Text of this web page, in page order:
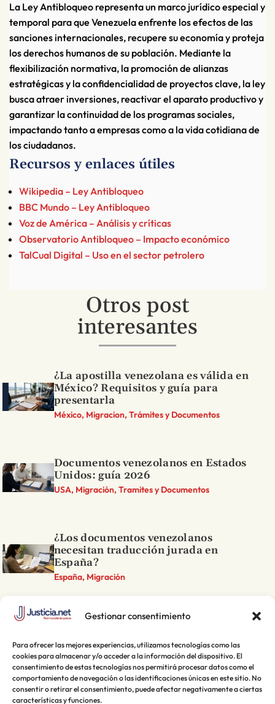
Gestionar consentimiento
Para ofrecer las mejores experiencias, utilizamos tecnologías como las
cookies para almacenar y/o acceder a la información del dispositivo. El
consentimiento de estas tecnologías nos permitirá procesar datos como el
comportamiento de navegación o las identificaciones únicas en este sitio. No
consentir o retirar el consentimiento, puede afectar negativamente a ciertas
características y funciones.
La Ley Antibloqueo representa un marco jurídico especial y
temporal para que Venezuela enfrente los efectos de las
sanciones internacionales, recupere su economía y proteja
los derechos humanos de su población. Mediante la
flexibilización normativa, la promoción de alianzas
estratégicas y la confidencialidad de proyectos clave, la ley
busca atraer inversiones, reactivar el aparato productivo y
garantizar la continuidad de los programas sociales,
impactando tanto a empresas como a la vida cotidiana de
los ciudadanos.
Recursos y enlaces útiles
Wikipedia – Ley Antibloqueo
BBC Mundo – Ley Antibloqueo
Voz de América – Análisis y críticas
Observatorio Antibloqueo – Impacto económico
TalCual Digital – Uso en el sector petrolero
Otros post
interesantes
¿La apostilla venezolana es válida en
México? Requisitos y guía para
presentarla
México, Migracion, Trámites y Documentos
Documentos venezolanos en Estados
Unidos: guía 2026
USA, Migración, Tramites y Documentos
¿Los documentos venezolanos
necesitan traducción jurada en
España?
España, Migración